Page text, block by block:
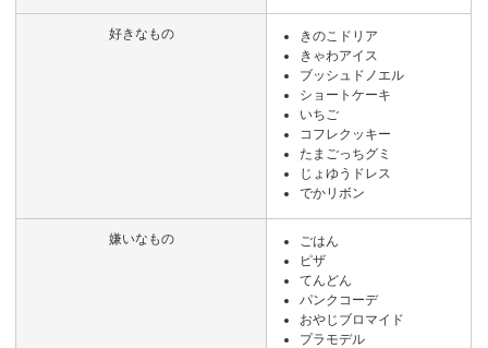
好きなもの
きのこドリア
きゃわアイス
ブッシュドノエル
ショートケーキ
いちご
コフレクッキー
たまごっちグミ
じょゆうドレス
でかリボン
嫌いなもの
ごはん
ピザ
てんどん
パンクコーデ
おやじブロマイド
プラモデル